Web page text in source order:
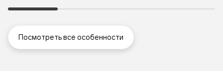
Посмотреть все особенности